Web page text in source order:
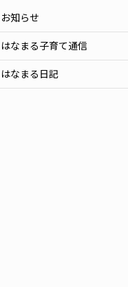
お知らせ
はなまる子育て通信
はなまる日記